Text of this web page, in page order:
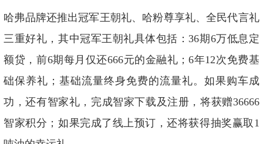
哈弗品牌还推出冠军王朝礼、哈粉尊享礼、全民代言礼
三重好礼，其中冠军王朝礼具体包括：36期6万低息定
额贷，前6期每月仅还666元的金融礼；6年12次免费基
础保养礼；基础流量终身免费的流量礼。如果购车成
功，还有智家礼，完成智家下载及注册，将获赠36666
智家积分；如果完成了线上预订，还将获得抽奖赢取1